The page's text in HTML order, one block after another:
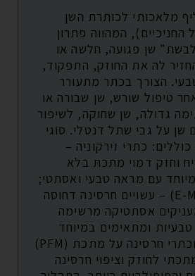
מלאכותי לכותרת השן
המהווה פתרון
שן פגועה, חלשה או
לה את החוזק, התפקוד,
הצורך בכתר מתעורר
טיפול שורש, שן שבורה או
גדולה, שן שחוקה, לשיפור
שן על גבי שתל דנטלי. סוגי
כתרי זירקוניה –
וחזק דמוי מתכת בלא
עם מראה טבעי ואסתטי;
כתרי חרסינה (E-MAX) – עשויים חרסינה דחוסה
אסתטיקה מרשימה
טבעיות ומתאימים במיוחד
לשיניים קדמיות; וכתרי חרסינה על מתכת (PFM)
לחוזק וציפוי חרסינה